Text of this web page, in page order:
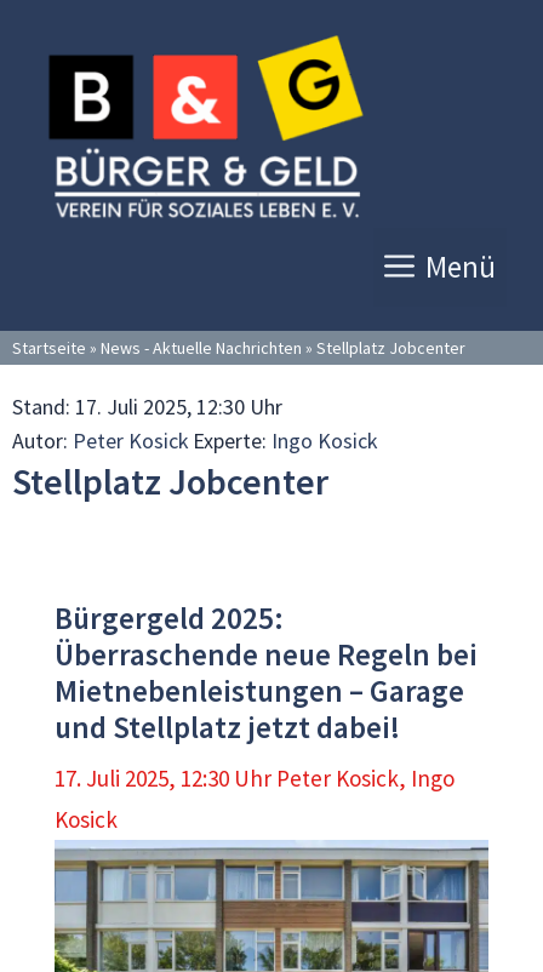
Inhalt
springen
Menü
Startseite » News - Aktuelle Nachrichten » Stellplatz Jobcenter
Stand: 17. Juli 2025, 12:30 Uhr
Autor: Peter Kosick Experte: Ingo Kosick
Stellplatz Jobcenter
Bürgergeld 2025:
Überraschende neue Regeln bei
Mietnebenleistungen – Garage
und Stellplatz jetzt dabei!
17. Juli 2025, 12:30 Uhr Peter Kosick, Ingo
Kosick